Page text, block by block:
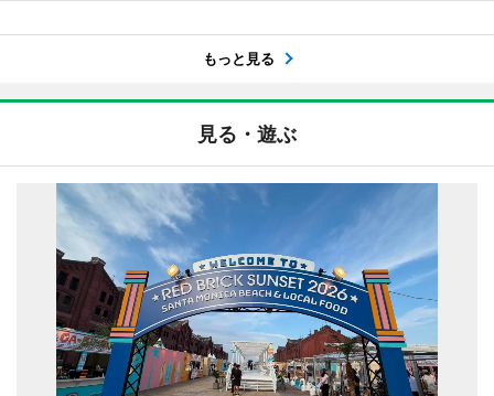
もっと見る
見る・遊ぶ